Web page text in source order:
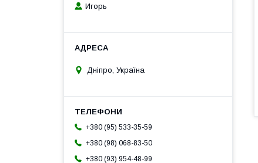
Игорь
Дніпро, Україна
+380 (95) 533-35-59
+380 (98) 068-83-50
+380 (93) 954-48-99